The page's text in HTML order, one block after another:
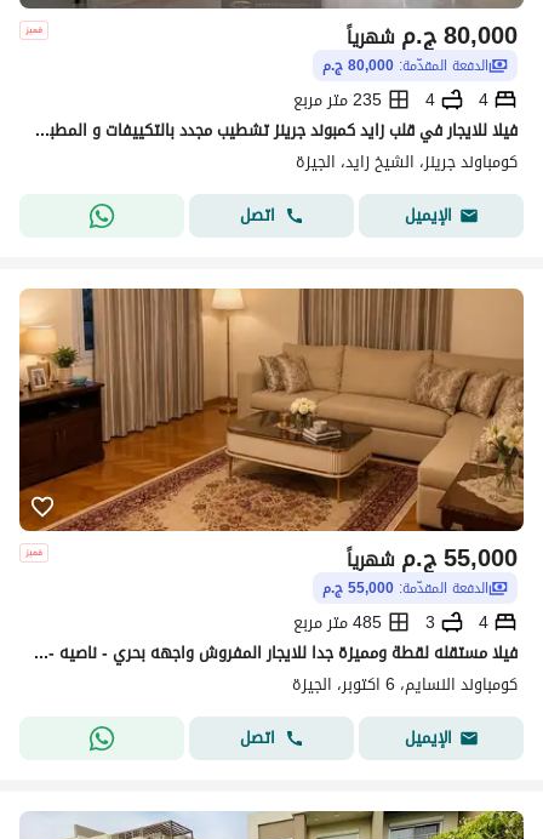
ج.م80,000 شهرياً
الدفعة المقدّمة: 80,000 ج.م
4
4
235 متر مربع
فيلا للايجار في قلب زايد كمبوند جرينز تشطيب مجدد بالتكييفات و المطبخ فيو مميز
كومباوند جرينز، الشيخ زايد، الجيزة
الإيميل
اتصل
ج.م55,000 شهرياً
الدفعة المقدّمة: 55,000 ج.م
4
3
485 متر مربع
فيلا مستقله لقطة ومميزة جدا للايجار المفروش واجهه بحري - ناصيه - طريق الواحات - موقع مميز - مدينة السادس من اكتوبر
كومباوند النسايم، 6 اكتوبر، الجيزة
الإيميل
اتصل